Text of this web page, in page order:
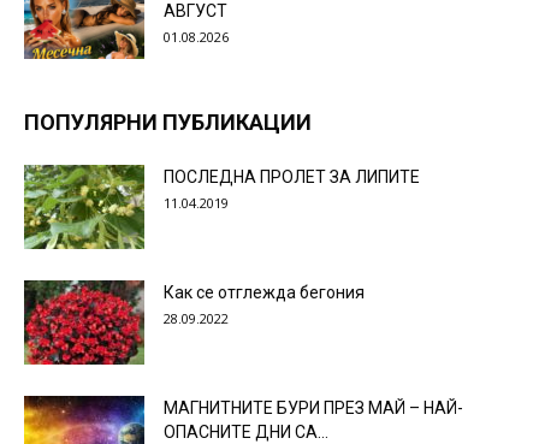
АВГУСТ
01.08.2026
ПОПУЛЯРНИ ПУБЛИКАЦИИ
ПОСЛЕДНА ПРОЛЕТ ЗА ЛИПИТЕ
11.04.2019
Как се отглежда бегония
28.09.2022
МАГНИТНИТЕ БУРИ ПРЕЗ МАЙ – НАЙ-
ОПАСНИТЕ ДНИ СА…